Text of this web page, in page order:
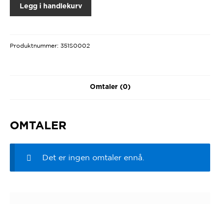
Legg i handlekurv
Produktnummer: 351S0002
Omtaler (0)
OMTALER
Det er ingen omtaler ennå.